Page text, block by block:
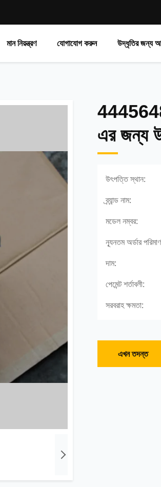
মান নিয়ন্ত্রণ যোগাযোগ করুন উদ্ধৃতির জন্য
4445648
এর জন্য
উৎপত্তি স্থান:
ব্র্যান্ড নাম:
মডেল নম্বর:
ন্যূনতম অর্ডার
দাম:
পেমেন্ট শর্তাবলী:
সরবরাহ ক্ষমতা:
এখন তদন্ত